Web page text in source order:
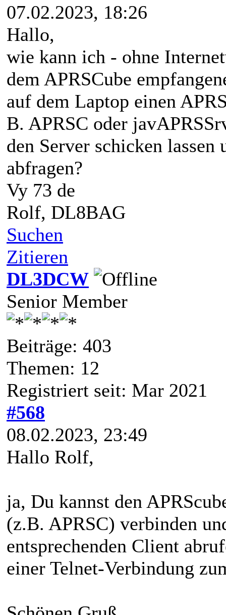
07.02.2023, 18:26
Hallo,
wie kann ich - ohne
dem APRSCube
auf dem Laptop einen
B. APRSC oder
den Server schicken
abfragen?
Vy 73 de
Rolf, DL8BAG
Suchen
Zitieren
DL3DCW
Senior Member
Beiträge: 403
Themen: 12
Registriert seit: Mar 2021
#568
08.02.2023, 23:49
Hallo Rolf,
ja, Du kannst den
(z.B. APRSC) verbinden
entsprechenden Client
einer Telnet-Verbindung